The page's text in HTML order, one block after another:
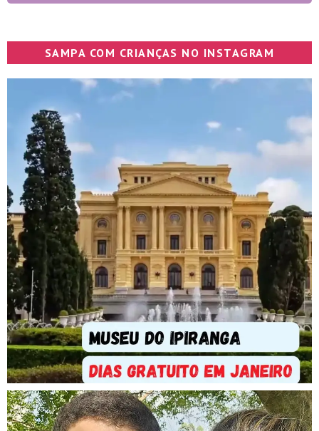
SAMPA COM CRIANÇAS NO INSTAGRAM